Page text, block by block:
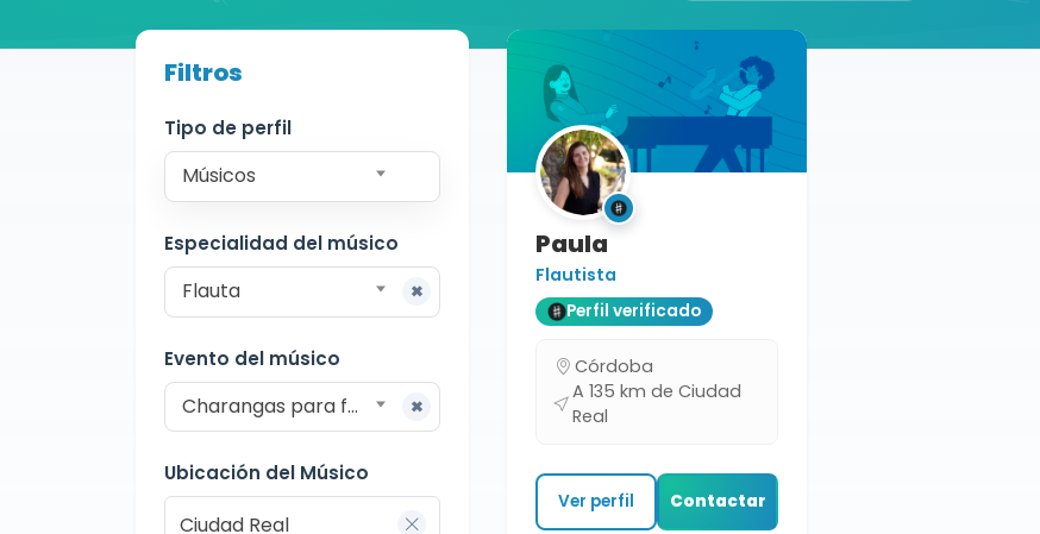
Buscador de músicos
Músicos
Ciudad Real
Filtros
Tipo de perfil
Músicos
Especialidad del músico
Flauta
Evento del músico
Charangas para fiestas
Ubicación del Músico
Paula
Flautista
Perfil verificado
Córdoba
A 135 km de Ciudad
Real
Ver perfil Contactar